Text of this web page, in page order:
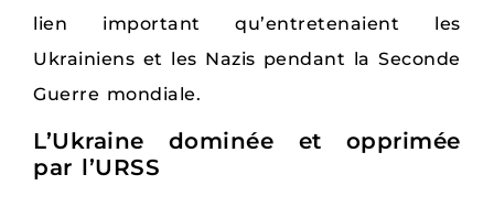
lien important qu’entretenaient les
Ukrainiens et les Nazis pendant la Seconde
Guerre mondiale.
L’Ukraine dominée et opprimée
par l’URSS